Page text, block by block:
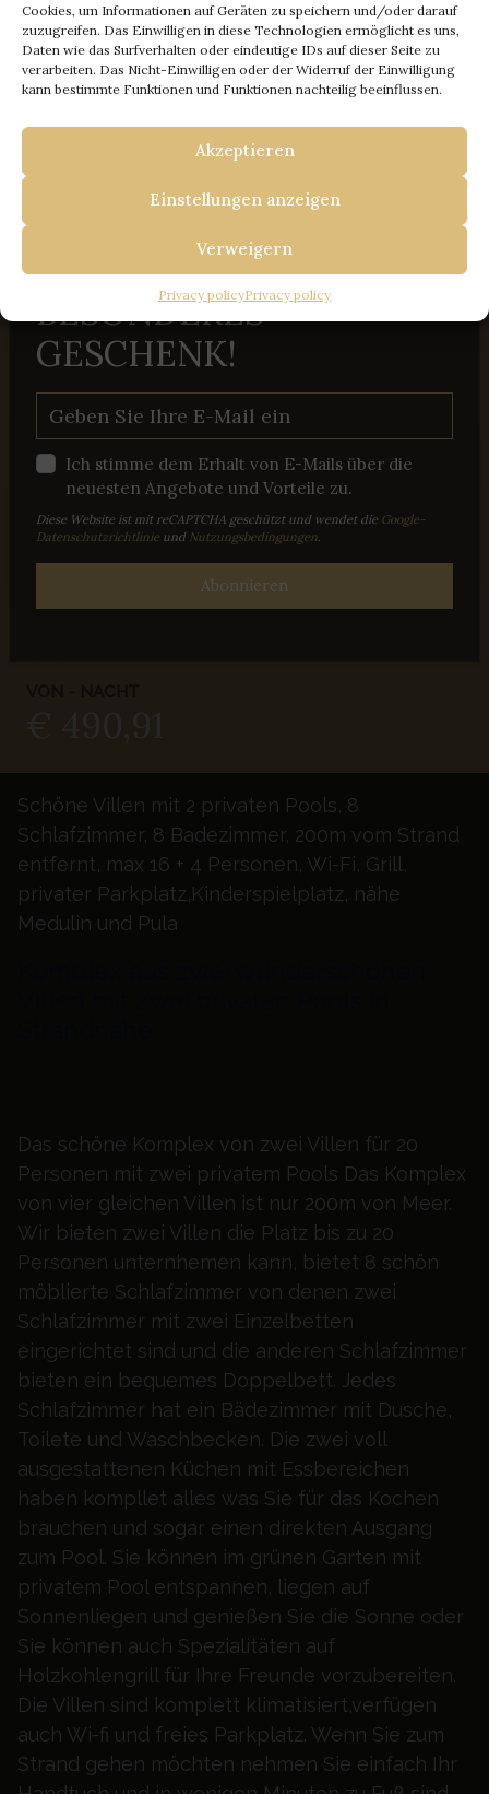
Cookies, um Informationen auf Geräten zu speichern und/oder darauf
zuzugreifen. Das Einwilligen in diese Technologien ermöglicht es uns,
Daten wie das Surfverhalten oder eindeutige IDs auf dieser Seite zu
verarbeiten. Das Nicht-Einwilligen oder der Widerruf der Einwilligung
kann bestimmte Funktionen und Funktionen nachteilig beeinflussen.
Akzeptieren
Verweigern
Einstellungen anzeigen
Privacy policyPrivacy policy
34 Bilder
Travel Istria
Aurora - Mar by WiiBuk
VILLA AURORA - MAR BY
WIIBUK
BANJOLE
Gast: 20
Schlafzimmer: 8
Haustiere erlaubt
Schöne Villen mit 2 privaten Pools, 8
Schlafzimmer, 8 Badezimmer, 200m vom Strand
entfernt, max 16 + 4 Personen, Wi-Fi, Grill,
privater Parkplatz,Kinderspielplatz, nähe
Medulin und Pula
Das schöne Komplex von zwei Villen für 20
Personen mit zwei privatem Pools Das Komplex
von vier gleichen Villen ist nur 200m von Meer.
Wir bieten zwei Villen die Platz bis zu 20
Personen unternhemen kann, bietet 8 schön
möblierte Schlafzimmer von denen zwei
Schlafzimmer mit zwei Einzelbetten
eingerichtet sind und die anderen Schlafzimmer
bieten ein bequemes Doppelbett. Jedes
Schlafzimmer hat ein Bädezimmer mit Dusche,
Toilete und Waschbecken. Die zwei voll
ausgestattenen Küchen mit Essbereichen
haben kompllet alles was Sie für das Kochen
brauchen und sogar einen direkten Ausgang
zum Pool. Sie können im grünen Garten mit
privatem Pool entspannen, liegen auf
Sonnenliegen und genießen Sie die Sonne oder
Sie können auch Spezialitäten auf
Holzkohlengrill für Ihre Freunde vorzubereiten.
Die Villen sind komplett klimatisiert,verfügen
auch Wi-fi und freies Parkplatz. Wenn Sie zum
Strand gehen möchten nehmen Sie einfach Ihr
- 100 € Rabatt
IHRE FLUCHT NACH ISTRIEN
BUCHEN SIE BEI UNS
100 € RABATT + EIN
BESONDERES
GESCHENK!
Ich stimme dem Erhalt von E-Mails über die
neuesten Angebote und Vorteile zu.
Diese Website ist mit reCAPTCHA geschützt und wendet die Google-
Datenschutzrichtlinie und Nutzungsbedingungen.
Abonnieren